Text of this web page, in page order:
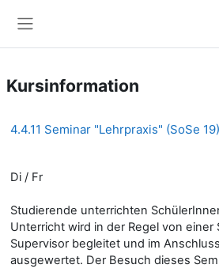
Kursinformation
4.4.11 Seminar "Lehrpraxis" (SoSe 19)
Di / Fr
Studierende unterrichten
Unterricht wird in der Regel von einer
Supervisor begleitet und im
ausgewertet. Der Besuch dieses